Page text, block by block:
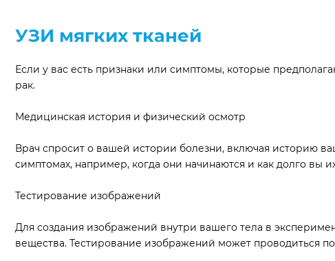
УЗИ мягких тканей
Если у вас есть признаки или симптомы, которые
рак.
Медицинская история и физический осмотр
Врач спросит о вашей истории болезни, включая историю
симптомах, например, когда они начинаются и как долго вы
Тестирование изображений
Для создания изображений внутри вашего тела в
вещества. Тестирование изображений может проводиться